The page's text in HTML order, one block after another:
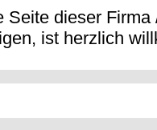
Seite dieser
ist herzlich